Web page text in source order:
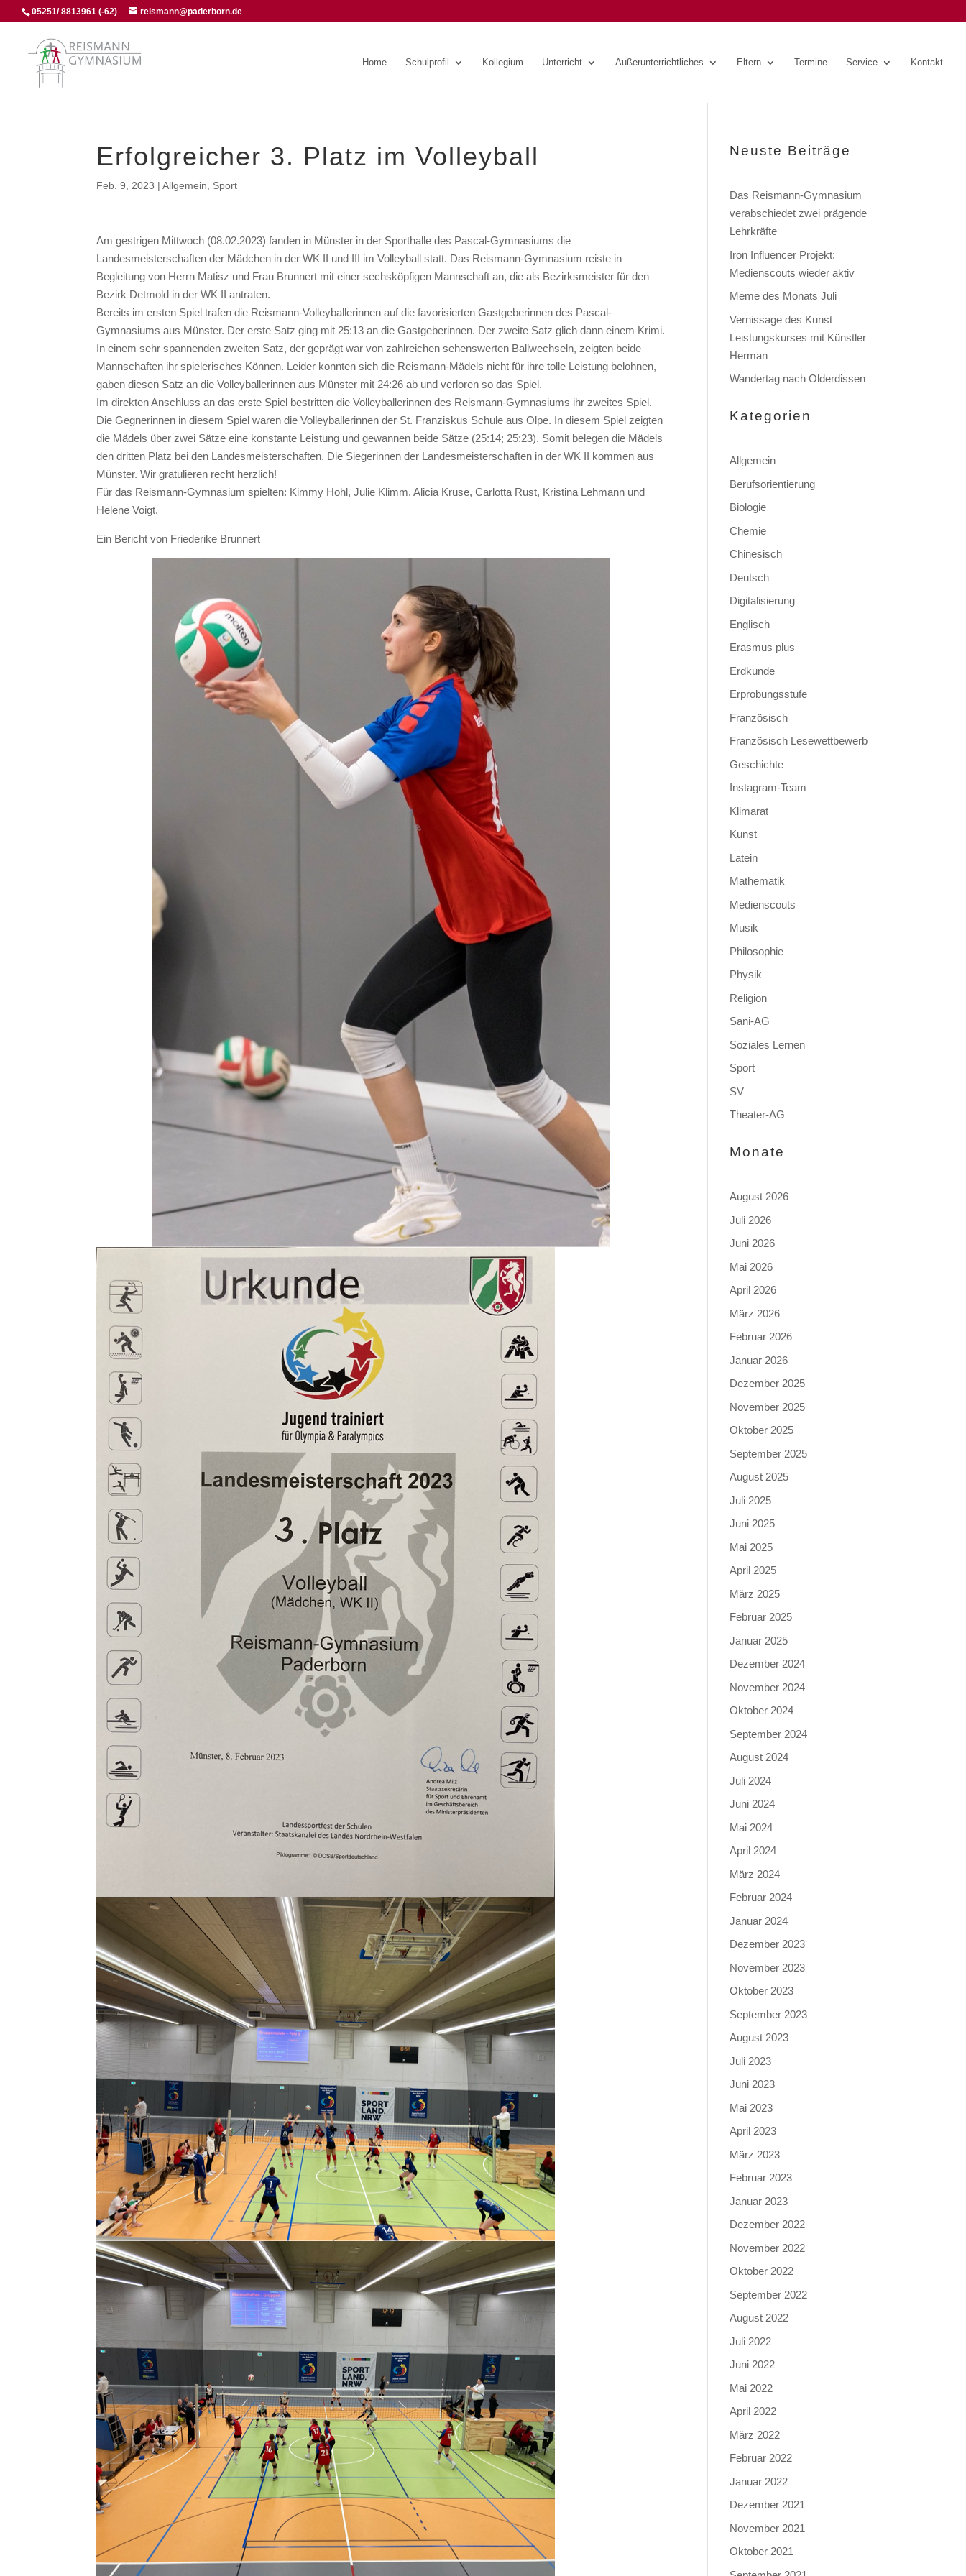
05251/ 8813961 (-62) reismann@paderborn.de
Home Schulprofil Kollegium Unterricht Außerunterrichtliches Eltern Termine Service Kontakt
Erfolgreicher 3. Platz im Volleyball
Feb. 9, 2023 |Allgemein Sport
Am gestrigen Mittwoch (08.02.2023) fanden in Münster in der Sporthalle des Pascal-Gymnasiums die
Landesmeisterschaften der Mädchen in der WK II und III im Volleyball statt. Das Reismann-Gymnasium reiste in
Begleitung von Herrn Matisz und Frau Brunnert mit einer sechsköpfigen Mannschaft an, die als Bezirksmeister für den
Bezirk Detmold in der WK II antraten.
Bereits im ersten Spiel trafen die Reismann-Volleyballerinnen auf die favorisierten Gastgeberinnen des Pascal-
Gymnasiums aus Münster. Der erste Satz ging mit 25:13 an die Gastgeberinnen. Der zweite Satz glich dann einem Krimi.
In einem sehr spannenden zweiten Satz, der geprägt war von zahlreichen sehenswerten Ballwechseln, zeigten beide
Mannschaften ihr spielerisches Können. Leider konnten sich die Reismann-Mädels nicht für ihre tolle Leistung belohnen,
gaben diesen Satz an die Volleyballerinnen aus Münster mit 24:26 ab und verloren so das Spiel.
Im direkten Anschluss an das erste Spiel bestritten die Volleyballerinnen des Reismann-Gymnasiums ihr zweites Spiel.
Die Gegnerinnen in diesem Spiel waren die Volleyballerinnen der St. Franziskus Schule aus Olpe. In diesem Spiel zeigten
die Mädels über zwei Sätze eine konstante Leistung und gewannen beide Sätze (25:14; 25:23). Somit belegen die Mädels
den dritten Platz bei den Landesmeisterschaften. Die Siegerinnen der Landesmeisterschaften in der WK II kommen aus
Münster. Wir gratulieren recht herzlich!
Für das Reismann-Gymnasium spielten: Kimmy Hohl, Julie Klimm, Alicia Kruse, Carlotta Rust, Kristina Lehmann und
Helene Voigt.
Ein Bericht von Friederike Brunnert
Neuste Beiträge
Das Reismann-Gymnasium
verabschiedet zwei prägende
Lehrkräfte
Iron Influencer Projekt:
Medienscouts wieder aktiv
Meme des Monats Juli
Vernissage des Kunst
Leistungskurses mit Künstler
Herman
Wandertag nach Olderdissen
Kategorien
Allgemein
Berufsorientierung
Biologie
Chemie
Chinesisch
Deutsch
Digitalisierung
Englisch
Erasmus plus
Erdkunde
Erprobungsstufe
Französisch
Französisch Lesewettbewerb
Geschichte
Instagram-Team
Klimarat
Kunst
Latein
Mathematik
Medienscouts
Musik
Philosophie
Physik
Religion
Sani-AG
Soziales Lernen
Sport
SV
Theater-AG
Monate
August 2026
Juli 2026
Juni 2026
Mai 2026
April 2026
März 2026
Februar 2026
Januar 2026
Dezember 2025
November 2025
Oktober 2025
September 2025
August 2025
Juli 2025
Juni 2025
Mai 2025
April 2025
März 2025
Februar 2025
Januar 2025
Dezember 2024
November 2024
Oktober 2024
September 2024
August 2024
Juli 2024
Juni 2024
Mai 2024
April 2024
März 2024
Februar 2024
Januar 2024
Dezember 2023
November 2023
Oktober 2023
September 2023
August 2023
Juli 2023
Juni 2023
Mai 2023
April 2023
März 2023
Februar 2023
Januar 2023
Dezember 2022
November 2022
Oktober 2022
September 2022
August 2022
Juli 2022
Juni 2022
Mai 2022
April 2022
März 2022
Februar 2022
Januar 2022
Dezember 2021
November 2021
Oktober 2021